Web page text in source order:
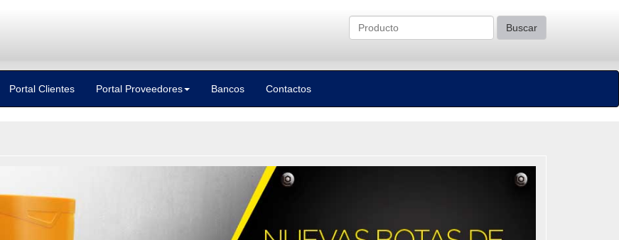
Buscar
Portal Clientes Portal Proveedores Bancos Contactos